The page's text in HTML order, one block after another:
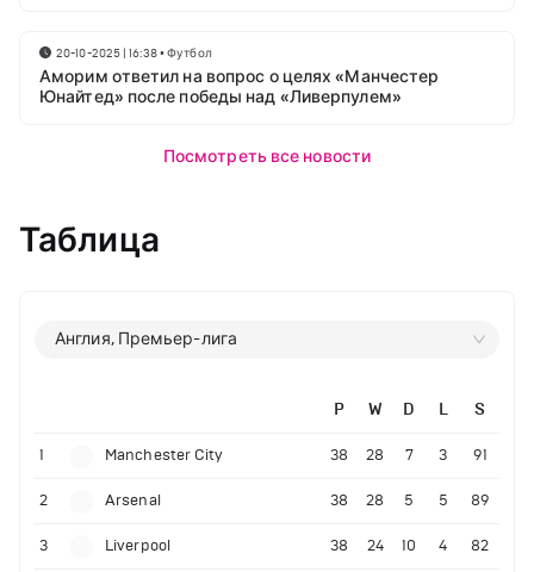
20-10-2025 | 16:38•Футбол
Аморим ответил на вопрос о целях «Манчестер
Юнайтед» после победы над «Ливерпулем»
Посмотреть все новости
Таблица
Англия, Премьер-лига
P W D L S
1 Manchester City 38 28 7 3 91
2 Arsenal 38 28 5 5 89
3 Liverpool 38 24 10 4 82